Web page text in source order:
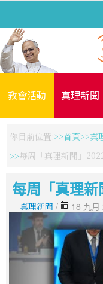
教會活動 真理新聞
你目前位置: 首頁 真
每周「真理新聞」
每周「真理
真理新聞 / 18 九月